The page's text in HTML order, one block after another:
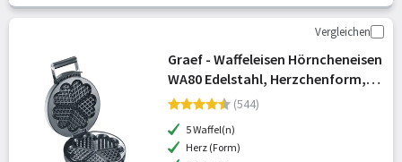
Vergleichen
Graef - Waffeleisen Hörncheneisen
WA80 Edelstahl, Herzchenform,
Kabelaufwicklung mit
Format, Antihaftbeschichtung
(544)
5 Waffel(n)
Herz (Form)